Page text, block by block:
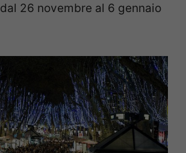
dal 26 novembre al 6 gennaio